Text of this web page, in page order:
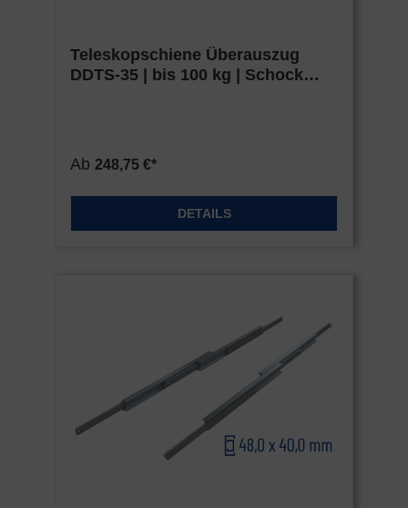
Teleskopschiene Überauszug
DDTS-35 | bis 100 kg | Schock
Ab 248,75 €*
DETAILS